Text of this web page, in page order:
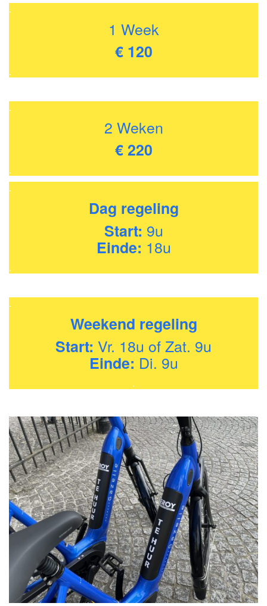
.
1 Week
€ 120
.
.
2 Weken
€ 220
.
.
Dag regeling
Start: 9u
Einde: 18u
.
.
Weekend regeling
Start: Vr. 18u of Zat. 9u
Einde: Di. 9u
.